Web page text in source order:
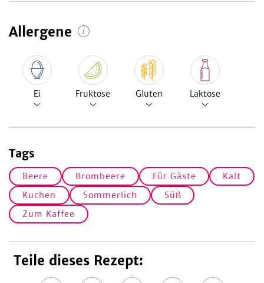
Allergene
Ei Fruktose Gluten Laktose
Tags
Beere Brombeere Für Gäste
Kalt
Kuchen
Sommerlich
Süß
Zum Kaffee
Teile dieses Rezept: